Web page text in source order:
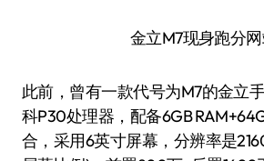
金立M7现身跑分
此前，曾有一款代号为M7的金立
科P30处理器，配备6GB
合，采用6英寸屏幕，分辨率是